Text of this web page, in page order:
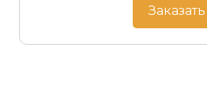
Заказать